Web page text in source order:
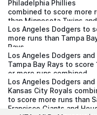
Philadelphia Phillies
combined to score more
than Minnesota Twins and
Baltimore Orioles
Los Angeles Dodgers to
more runs than Tampa
Rays
Los Angeles Dodgers and
Tampa Bay Rays to score
or more runs combined
Los Angeles Dodgers and
Kansas City Royals
to score more runs than
Francisco Giants and